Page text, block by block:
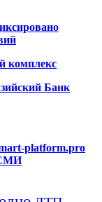
комплекс
Банк
platform.pro
СМИ